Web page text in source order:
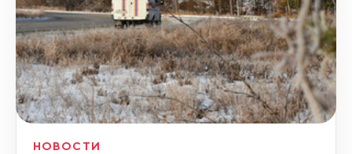
НОВОСТИ